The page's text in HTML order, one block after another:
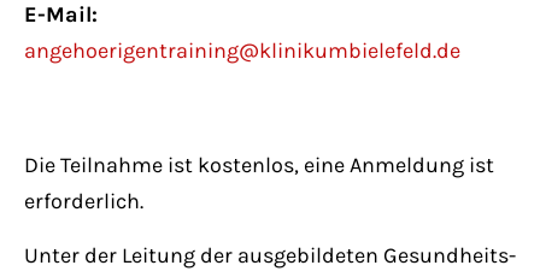
+44 1234 567 890
info@yourdomain.com
About us
E-Mail:
angehoerigentraining@klinikumbielefeld.de
Die Teilnahme ist kostenlos, eine Anmeldung ist
erforderlich.
Unter der Leitung der ausgebildeten Gesundheits-